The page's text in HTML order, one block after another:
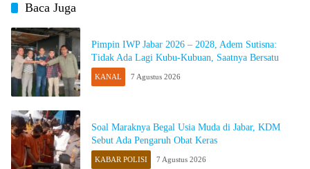
Baca Juga
Pimpin IWP Jabar 2026 – 2028, Adem Sutisna:
Tidak Ada Lagi Kubu-Kubuan, Saatnya Bersatu
KANAL 7 Agustus 2026
Soal Maraknya Begal Usia Muda di Jabar, KDM
Sebut Ada Pengaruh Obat Keras
KABAR POLISI 7 Agustus 2026